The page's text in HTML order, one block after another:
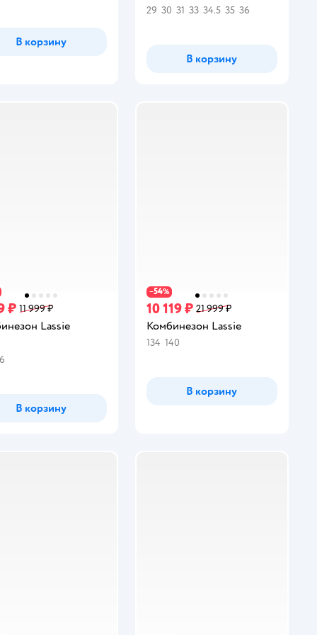
В корзину
29 30 31 33 34.5 35 36
В корзину
₽ 11 999 ₽
Lassie
В корзину
−54%
10 119 ₽ 21 999 ₽
Комбинезон Lassie
134 140
В корзину